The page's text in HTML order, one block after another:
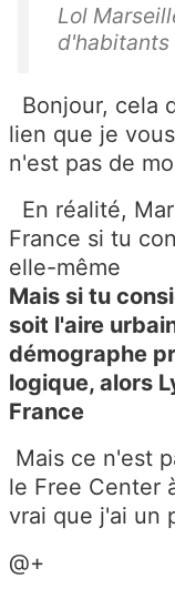
Lol
d'habitants
Bonjour, cela
lien que je
n'est pas de
En réalité,
France si tu
elle-même
Mais si tu
soit l'aire
démographe
logique, alors
France
Mais ce n'est
le Free Center
vrai que j'ai un
@+